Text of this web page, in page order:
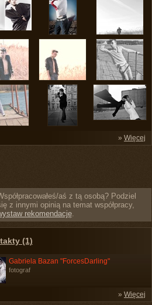
» Więcej
aś z tą osobą? Podziel
z innymi opinią na temat współpracy,
rekomendację.
(1)
Gabriela Bazan "ForcesDarling"
fotograf
» Więcej